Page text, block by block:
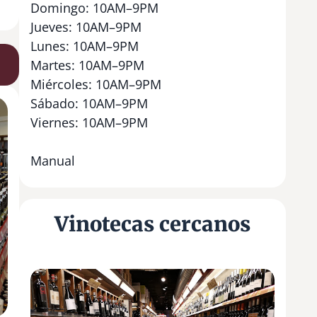
Domingo: 10AM–9PM
Jueves: 10AM–9PM
Lunes: 10AM–9PM
Martes: 10AM–9PM
Miércoles: 10AM–9PM
Sábado: 10AM–9PM
Viernes: 10AM–9PM
Manual
Vinotecas cercanos
W
i
n